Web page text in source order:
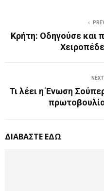
Κρήτη: Οδηγούσε και
Τι λέει η Ένωση
ΔΙΑΒΑΣΤΕ ΕΔΩ